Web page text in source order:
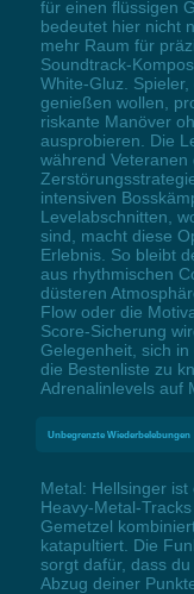
für einen flüssigen
bedeutet hier nicht
mehr Raum für
Soundtrack-
White-Gluz.
genießen wollen,
riskante Manöver
ausprobieren. Die
während
intensiven
Levelabschnitten,
sind, macht diese
Erlebnis. So bleibt
aus rhythmischen
düsteren
Flow oder die
Score-Sicherung
Gelegenheit, sich
die Bestenliste zu
Adrenalinlevels auf
Unbegrenzte Wiederbelebungen
Metal: Hellsinger
Heavy-Metal-
Gemetzel
katapultiert. Die
sorgt dafür, dass
Abzug deiner